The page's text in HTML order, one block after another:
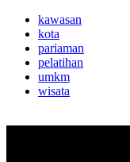
kawasan
kota
pariaman
pelatihan
umkm
wisata